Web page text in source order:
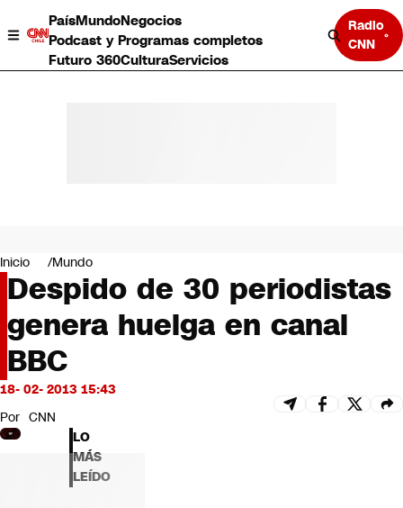
PaísMundoNegocios
Podcast y Programas completos
Futuro 360CulturaServicios
Radio
CNN
Negocios
Deportes
Programas completos
Cultura
Servicios
Bits
CNN tiempo
Futuro 360
Opinión
Inicio Mundo
Despido de 30 periodistas
genera huelga en canal
BBC
18- 02- 2013 15:43
Por CNN
LO
MÁS
LEÍDO